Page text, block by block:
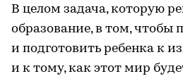
В целом задача, которую
образование, в том, чтобы
и подготовить ребенка к
и к тому, как этот мир